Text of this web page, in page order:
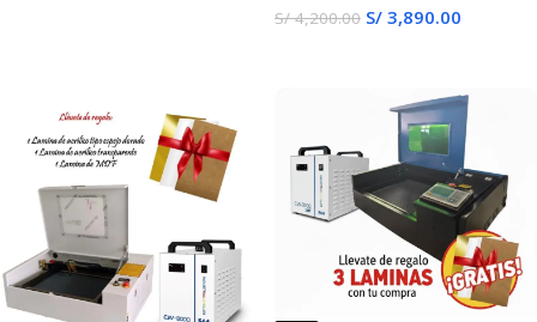
S/4,200.00 S/ 3,890.00